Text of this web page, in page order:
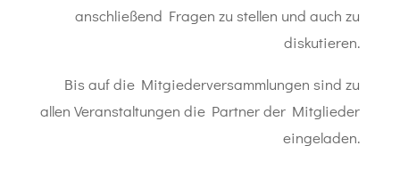
anschließend Fragen zu stellen und auch zu
diskutieren.
Bis auf die Mitgiederversammlungen sind zu
allen Veranstaltungen die Partner der Mitglieder
eingeladen.